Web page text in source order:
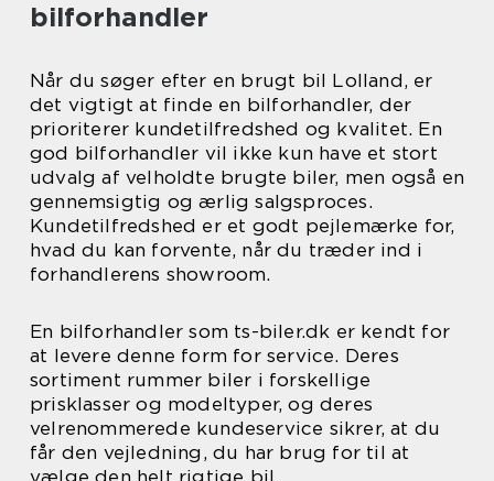
bilforhandler
Når du søger efter en brugt bil Lolland, er
det vigtigt at finde en bilforhandler, der
prioriterer kundetilfredshed og kvalitet. En
god bilforhandler vil ikke kun have et stort
udvalg af velholdte brugte biler, men også en
gennemsigtig og ærlig salgsproces.
Kundetilfredshed er et godt pejlemærke for,
hvad du kan forvente, når du træder ind i
forhandlerens showroom.
En bilforhandler som ts-biler.dk er kendt for
at levere denne form for service. Deres
sortiment rummer biler i forskellige
prisklasser og modeltyper, og deres
velrenommerede kundeservice sikrer, at du
får den vejledning, du har brug for til at